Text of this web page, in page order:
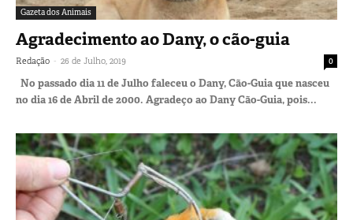
Gazeta dos Animais
Agradecimento ao Dany, o cão-guia
Redação - 26 de Julho, 2019 0
No passado dia 11 de Julho faleceu o Dany, Cão-Guia que nasceu
no dia 16 de Abril de 2000. Agradeço ao Dany Cão-Guia, pois...